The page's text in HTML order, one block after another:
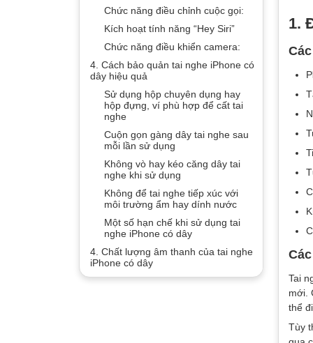
Chức năng điều chỉnh cuộc gọi:
Kích hoạt tính năng “Hey Siri”
Chức năng điều khiển camera:
4. Cách bảo quản tai nghe iPhone có
dây hiệu quả
Sử dụng hộp chuyên dụng hay
hộp đựng, ví phù hợp để cất tai
nghe
Cuộn gọn gàng dây tai nghe sau
mỗi lần sử dụng
Không vò hay kéo căng dây tai
nghe khi sử dụng
Không để tai nghe tiếp xúc với
môi trường ẩm hay dính nước
Một số hạn chế khi sử dụng tai
nghe iPhone có dây
4. Chất lượng âm thanh của tai nghe
iPhone có dây
1.
Tai
mới.
thể
Tùy